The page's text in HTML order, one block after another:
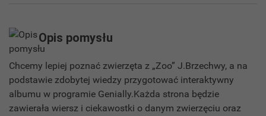
Opis pomysłu
Chcemy lepiej poznać zwierzęta z „Zoo” J.Brzechwy, a na
podstawie zdobytej wiedzy przygotować interaktywny
albumu w programie Genially.Każda strona będzie
zawierała wiersz i ciekawostki o danym zwierzęciu oraz